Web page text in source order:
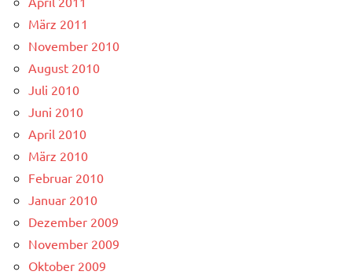
März 2011
November 2010
August 2010
Juli 2010
Juni 2010
April 2010
März 2010
Februar 2010
Januar 2010
Dezember 2009
November 2009
Oktober 2009